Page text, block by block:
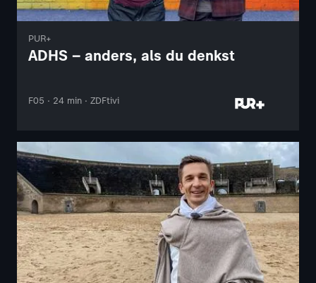
PUR+
ADHS – anders, als du denkst
F05 · 24 min · ZDFtivi